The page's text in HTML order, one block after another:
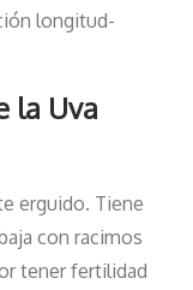
longitud-
la Uva
erguido. Tiene
con racimos
tener fertilidad